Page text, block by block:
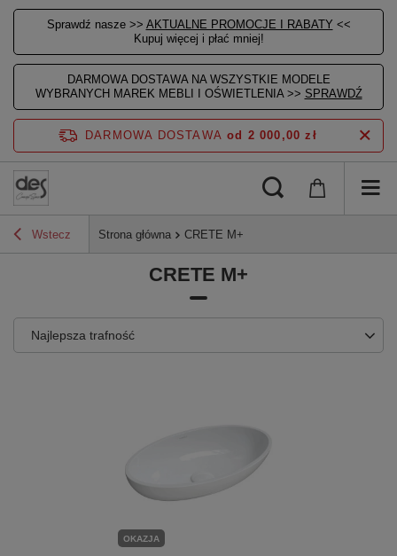
Sprawdź nasze >> AKTUALNE PROMOCJE I RABATY <<
Kupuj więcej i płać mniej!
DARMOWA DOSTAWA NA WSZYSTKIE MODELE
WYBRANYCH MAREK MEBLI I OŚWIETLENIA >> SPRAWDŹ
DARMOWA DOSTAWA od 2 000,00 zł
Wstecz Strona główna CRETE M+
CRETE M+
Najlepsza trafność
OKAZJA